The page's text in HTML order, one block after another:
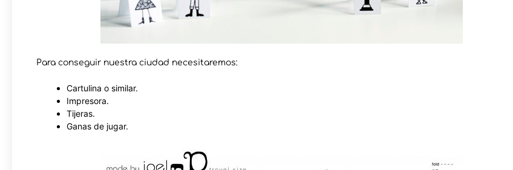
Para conseguir nuestra ciudad necesitaremos:
Cartulina o similar.
Impresora.
Tijeras.
Ganas de jugar.